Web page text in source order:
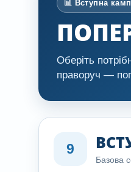
📊 Вступна
Оберіть
праворуч —
9
Базова